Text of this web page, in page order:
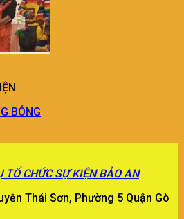
BÓNG
TỔ CHỨC SỰ KIỆN BẢO AN
Thái Sơn, Phường 5 Quận Gò